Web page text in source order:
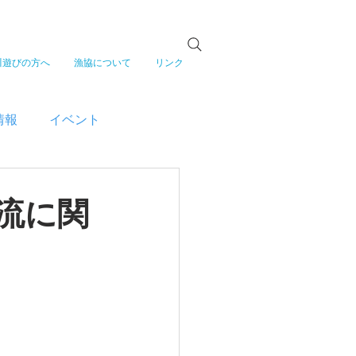
遊びの方へ 漁協について リンク
報 イベント
に関